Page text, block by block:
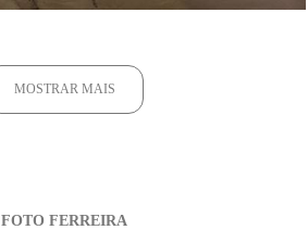
MOSTRAR MAIS
FOTO FERREIRA